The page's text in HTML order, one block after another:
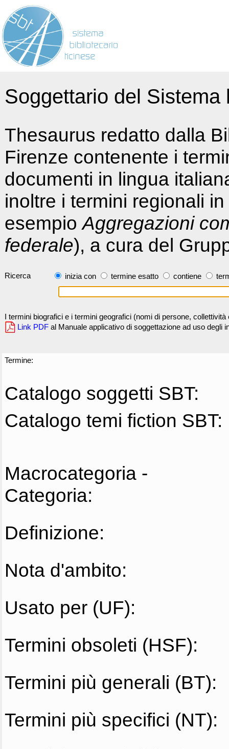
Soggettario del
Thesaurus redatto dalla
Firenze contenente i
documenti in lingua
inoltre i termini regionali
esempioAggregazioni
federale), a cura del
Ricerca inizia con termine esatto contiene
I termini biografici e i termini geografici (nomi di persone,
Link PDF al Manuale applicativo di soggettazione ad uso degli
Termine:
Catalogo soggetti SBT:
Catalogo temi fiction SBT:
Macrocategoria -
Categoria:
Definizione:
Nota d'ambito:
Usato per (UF):
Termini obsoleti (HSF):
Termini più generali (BT):
Termini più specifici (NT):